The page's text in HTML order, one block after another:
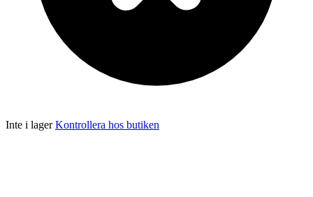
Inte i lagerKontrollera hos butiken